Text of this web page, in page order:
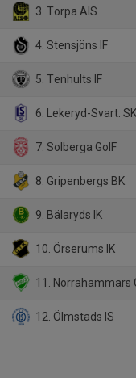
3. Torpa AIS
4. Stensjöns IF
5. Tenhults IF
6. Lekeryd-Svart. SK
7. Solberga GoIF
8. Gripenbergs BK
9. Bälaryds IK
10. Örserums IK
11. Norrahammars
12. Ölmstads IS